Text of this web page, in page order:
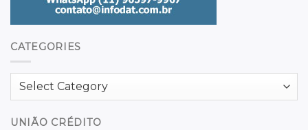
CATEGORIES
UNIÃO CRÉDITO